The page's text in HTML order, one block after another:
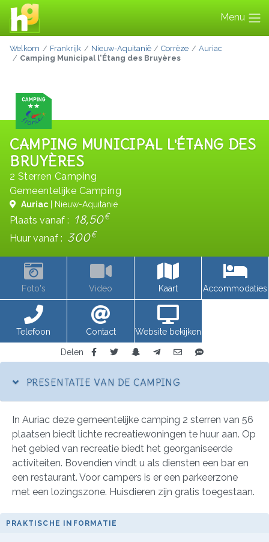
Menu
Welkom Frankrijk Nieuw-Aquitanië Corrèze
Auriac
Camping Municipal l'Étang des Bruyères
CAMPING MUNICIPAL L'ÉTANG DES
BRUYÈRES
2 Sterren Camping
Gemeentelijke Camping
Auriac | Nieuw-Aquitanië
Plaats vanaf : 18,50€
Huur vanaf : 300€
Foto's Video Kaart Accommodaties
Telefoon Contact Website bekijken
Delen
PRESENTATIE VAN DE CAMPING
In Auriac deze gemeentelijke camping 2 sterren van 56
plaatsen biedt lichte recreatiewoningen te huur aan. Op
het gebied van recreatie biedt het georganiseerde
activiteiten. Bovendien vindt u als diensten een bar en
een restaurant. Voor campers is er een parkeerzone
met een lozingszone. Huisdieren zijn gratis toegestaan.
PRAKTISCHE INFORMATIE